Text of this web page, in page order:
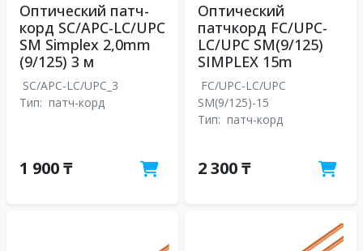
Оптический патч-
корд SC/APC-LC/UPC
SM Simplex 2,0mm
(9/125) 3 м
SC/APC-LC/UPC_3
Тип: патч-корд
1 900 ₸
Оптический
патчкорд FC/UPC-
LC/UPC SM(9/125)
SIMPLEX 15m
FC/UPC-LC/UPC
SM(9/125)-15
Тип: патч-корд
2 300 ₸